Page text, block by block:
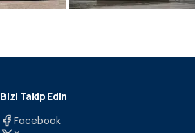
Bizi Takip Edin
Facebook